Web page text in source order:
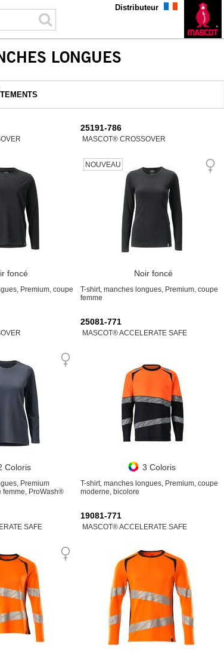
Distributeur
LONGUES
foncé
Premium, coupe
25191-786
MASCOT® CROSSOVER
NOUVEAU
Noir foncé
T-shirt, manches longues, Premium, coupe
femme
Coloris
Premium
femme, ProWash®
25081-771
MASCOT® ACCELERATE SAFE
3 Coloris
T-shirt, manches longues, Premium, coupe
moderne, bicolore
SAFE
19081-771
MASCOT® ACCELERATE SAFE